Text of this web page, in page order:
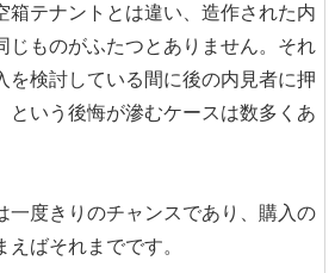
箱テナントとは違い、造作された内
じものがふたつとありません。それ
を検討している間に後の内見者に押
という後悔が滲むケースは数多くあ
一度きりのチャンスであり、購入の
ばそれまでです。